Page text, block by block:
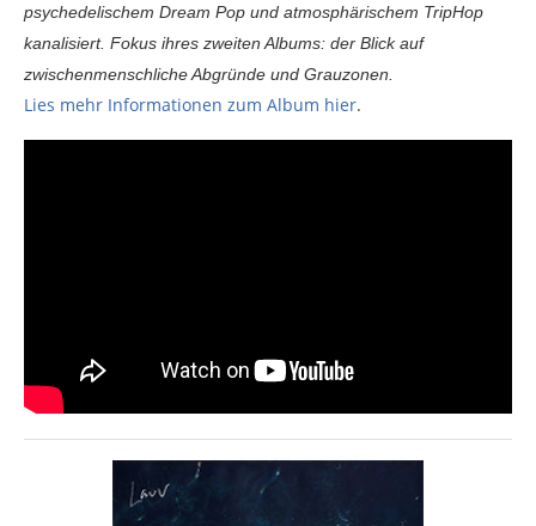
psychedelischem Dream Pop und atmosphärischem TripHop
kanalisiert. Fokus ihres zweiten Albums: der Blick auf
zwischenmenschliche Abgründe und Grauzonen.
Lies mehr Informationen zum Album hier.